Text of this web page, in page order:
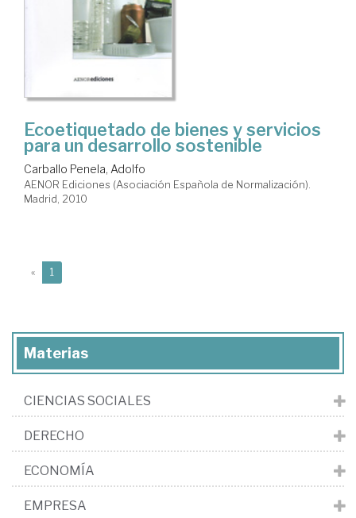
Ecoetiquetado de bienes y servicios
para un desarrollo sostenible
Carballo Penela, Adolfo
AENOR Ediciones (Asociación Española de Normalización).
Madrid, 2010
« 1
Materias
CIENCIAS SOCIALES
DERECHO
ECONOMÍA
EMPRESA